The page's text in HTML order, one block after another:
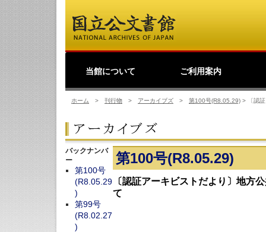
当館について
館長挨拶
事業理念
公文書館概要
業務・活動
歴史公文書等の移管か
ら利用まで
館主催見学会
調査・研究
研修・全国公文書館会
議
国際交流
ご利用案内
利用規則
閲覧室ご利用案内
写しの交付等のご案内
貸出しその他のご案内
取材のご案内
よくあるご質問
ショップ
友の会 デ
日
ホーム > 刊行物 > アーカイブズ > 第100号(R8.05.29) > 〔認
第100号(R8.05.29)
〔認証アーキビストだより〕地方
て
バックナンバ
ー
第100号
(R8.05.29
)
第99号
(R8.02.27
)